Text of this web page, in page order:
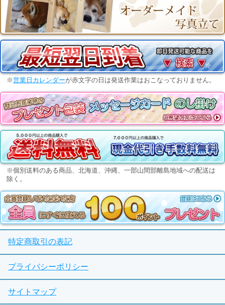
※営業日カレンダーが赤文字の日は発送作業はおこなっておりません。
※個別送料のある商品、北海道、沖縄、一部山間部離島地域への配送は
除く。
特定商取引の表記
プライバシーポリシー
サイトマップ